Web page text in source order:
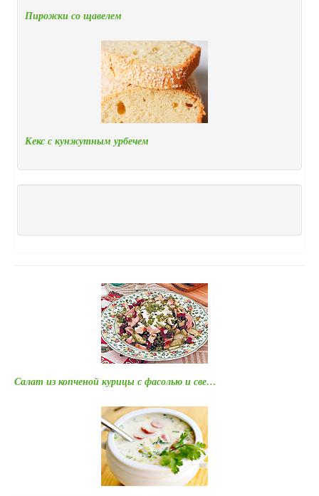
Пирожки со щавелем
Кекс с кунжутным урбечем
Салат из копченой курицы с фасолью и све…